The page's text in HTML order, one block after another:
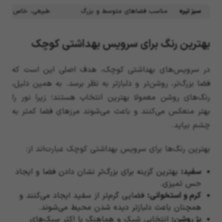
سبز تیره
مناسب فضاهای متوسط و بزرگ طبیعی، خاص و
بهترین رنگ برای سرویس بهداشتی کوچک
در سرویس‌های بهداشتی کوچک، هدف اصلی این است که
فضا بزرگ‌تر، روشن‌تر و دلبازتر به نظر برسد. به همین دلیل،
رنگ‌های روشن معمولا بهترین انتخاب هستند؛ زیرا نور را
بهتر منعکس می‌کنند و باعث می‌شوند مرزهای فضا کمتر به
چشم بیاید.
بهترین رنگ‌ها برای سرویس بهداشتی کوچک عبارت‌اند از:
سفید: بهترین گزینه برای بزرگ‌تر نشان دادن فضا و ایجاد
حس تمیزی.
کرم و استخوانی: فضایی گرم‌تر از سفید ایجاد می‌کنند و
همچنان باعث دلبازتر دیده شدن محیط می‌شوند.
بژ روشن: انتخابی شیک و هماهنگ با اکثر سبک‌های